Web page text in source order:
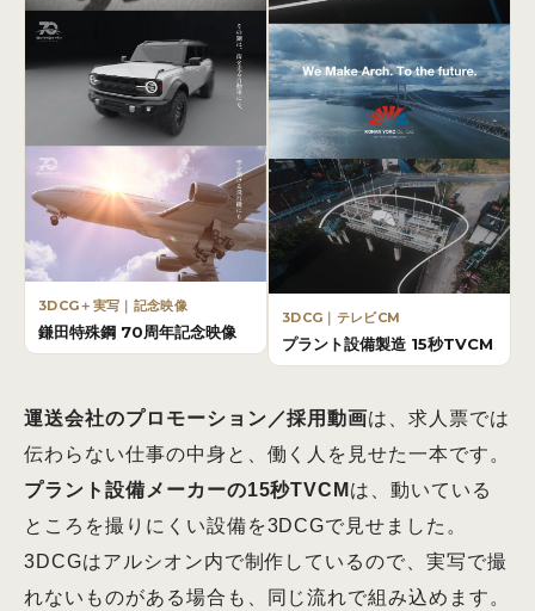
3DCG＋実写｜記念映像
鎌田特殊鋼 70周年記念映像
3DCG｜テレビCM
プラント設備製造 15秒TVCM
運送会社のプロモーション／採用動画は、求人票では
伝わらない仕事の中身と、働く人を見せた一本です。
プラント設備メーカーの15秒TVCM は、動いている
ところを撮りにくい設備を3DCGで見せました。
3DCGはアルシオン内で制作しているので、実写で撮
れないものがある場合も、同じ流れで組み込めます。